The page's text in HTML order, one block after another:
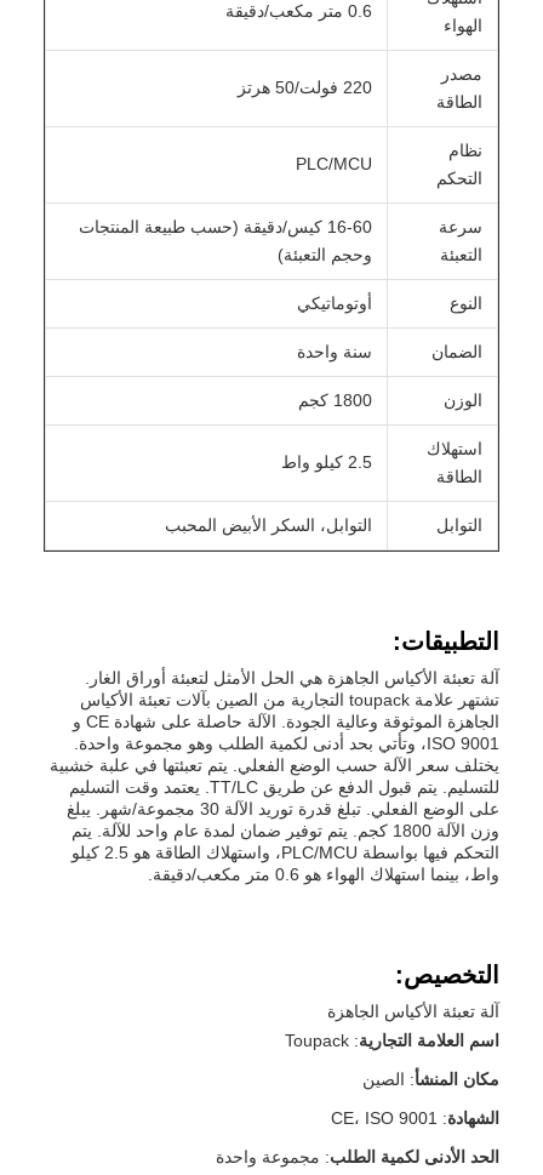
الهواء
0.6 متر مكعب/دقيقة
مصدر
الطاقة
220 فولت/50 هرتز
نظام
التحكم
PLC/MCU
سرعة
التعبئة
16-60 كيس/دقيقة (حسب طبيعة المنتجات
وحجم التعبئة)
النوع أوتوماتيكي
الضمان سنة واحدة
الوزن 1800 كجم
استهلاك
الطاقة
2.5 كيلو واط
التوابل التوابل، السكر الأبيض المحبب
التطبيقات:
آلة تعبئة الأكياس الجاهزة هي الحل الأمثل لتعبئة أوراق الغار.
تشتهر علامة toupack التجارية من الصين بآلات تعبئة الأكياس
الجاهزة الموثوقة وعالية الجودة. الآلة حاصلة على شهادة CE و
ISO 9001، وتأتي بحد أدنى لكمية الطلب وهو مجموعة واحدة.
يختلف سعر الآلة حسب الوضع الفعلي. يتم تعبئتها في علبة خشبية
للتسليم. يتم قبول الدفع عن طريق TT/LC. يعتمد وقت التسليم
على الوضع الفعلي. تبلغ قدرة توريد الآلة 30 مجموعة/شهر. يبلغ
وزن الآلة 1800 كجم. يتم توفير ضمان لمدة عام واحد للآلة. يتم
التحكم فيها بواسطة PLC/MCU، واستهلاك الطاقة هو 2.5 كيلو
واط، بينما استهلاك الهواء هو 0.6 متر مكعب/دقيقة.
التخصيص:
آلة تعبئة الأكياس الجاهزة
اسم العلامة التجارية: Toupack
مكان المنشأ: الصين
الشهادة: CE، ISO 9001
الحد الأدنى لكمية الطلب: مجموعة واحدة